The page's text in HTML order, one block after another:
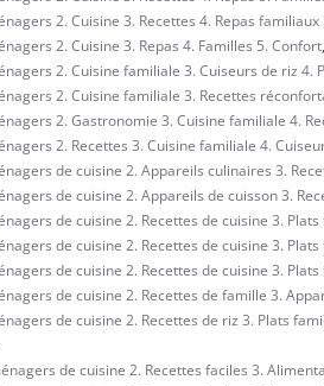
2. Cuisine 3. Recettes 4. Repas
2. Cuisine 3. Repas 4. Familles 5. Confort,
2. Cuisine familiale 3. Cuiseurs de riz
2. Cuisine familiale 3. Recettes
2. Gastronomie 3. Cuisine familiale 4.
2. Recettes 3. Cuisine familiale 4.
de cuisine 2. Appareils culinaires 3.
de cuisine 2. Appareils de cuisson 3.
de cuisine 2. Recettes de cuisine 3.
de cuisine 2. Recettes de cuisine 3.
de cuisine 2. Recettes de cuisine 3.
de cuisine 2. Recettes de famille 3.
de cuisine 2. Recettes de riz 3. Plats
de cuisine 2. Recettes faciles 3.